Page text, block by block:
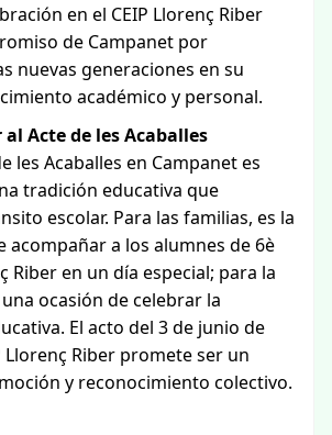
en el CEIP Llorenç Riber
de Campanet por
nuevas generaciones en su
académico y personal.
Acte de les Acaballes
les Acaballes en Campanet es
tradición educativa que
escolar. Para las familias, es la
a los alumnes de 6è
Riber en un día especial; para la
ocasión de celebrar la
El acto del 3 de junio de
Llorenç Riber promete ser un
y reconocimiento colectivo.